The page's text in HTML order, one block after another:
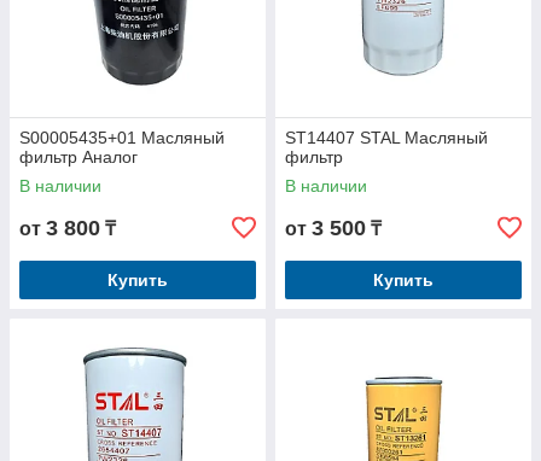
S00005435+01 Масляный
фильтр Аналог
В наличии
от 3 800 ₸
Купить
ST14407 STAL Масляный
фильтр
В наличии
от 3 500 ₸
Купить